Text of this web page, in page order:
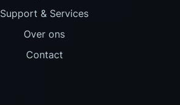
Support & Services
Over ons
Contact